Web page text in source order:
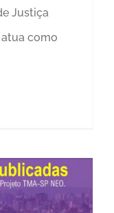
Justiça
como